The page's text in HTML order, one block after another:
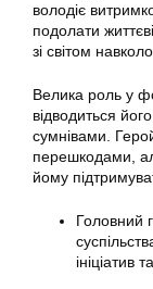
володіє
подолати
зі світом
Велика роль у
відводиться
сумнівами.
перешкодами,
йому
Головний
ініціатив